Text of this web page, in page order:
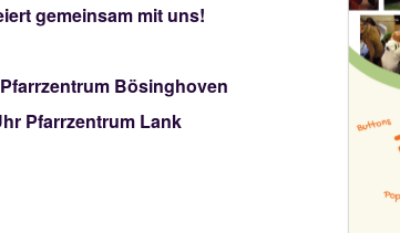
gemeinsam mit uns!
Bösinghoven
Pfarrzentrum Lank